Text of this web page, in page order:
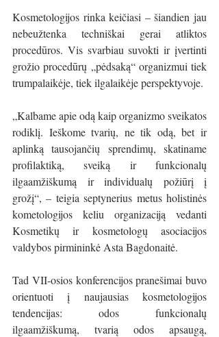
Kosmetologijos rinka keičiasi – šiandien jau
nebeužtenka techniškai gerai atliktos
procedūros. Vis svarbiau suvokti ir įvertinti
grožio procedūrų „pėdsaką“ organizmui tiek
trumpalaikėje, tiek ilgalaikėje perspektyvoje.
„Kalbame apie odą kaip organizmo sveikatos
rodiklį. Ieškome tvarių, ne tik odą, bet ir
aplinką tausojančių sprendimų, skatiname
profilaktiką, sveiką ir funkcionalų
ilgaamžiškumą ir individualų požiūrį į
grožį“, – teigia septynerius metus holistinės
kometologijos keliu organizaciją vedanti
Kosmetikų ir kosmetologų asociacijos
valdybos pirmininkė Asta Bagdonaitė.
Tad VII-osios konferencijos pranešimai buvo
orientuoti į naujausias kosmetologijos
tendencijas: odos funkcionalų
ilgaamžiškumą, tvarią odos apsaugą,